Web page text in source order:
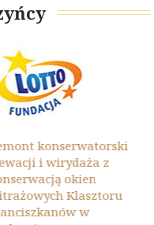
konserwatorski
i wirydaża z
okien
Klasztoru
w